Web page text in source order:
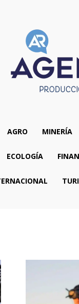
AGRO MINERÍA
ECOLOGÍA